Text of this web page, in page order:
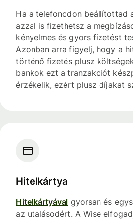
Ha a telefonodon beállítottad
azzal is fizethetsz a
kényelmes és gyors fizetést
Azonban arra figyelj, hogy a
történő fizetés plusz
bankok ezt a tranzakciót
érzékelik, ezért plusz díjakat
Hitelkártya
Hitelkártyával gyorsan és
az utalásodért. A Wise